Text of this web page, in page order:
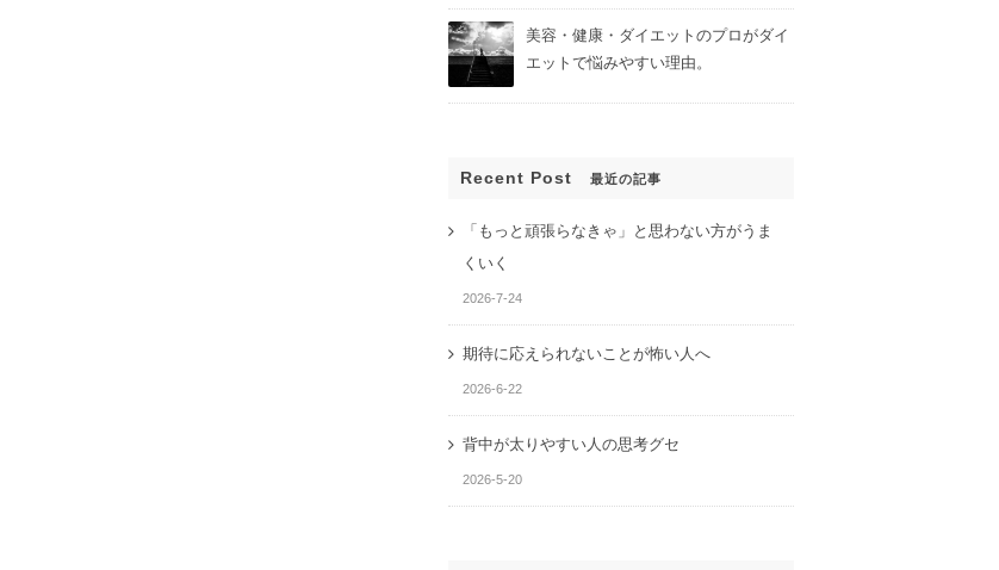
美容・健康・ダイエットのプロがダイ
エットで悩みやすい理由。
Recent Post 最近の記事
「もっと頑張らなきゃ」と思わない方がうま
くいく
2026-7-24
期待に応えられないことが怖い人へ
2026-6-22
背中が太りやすい人の思考グセ
2026-5-20